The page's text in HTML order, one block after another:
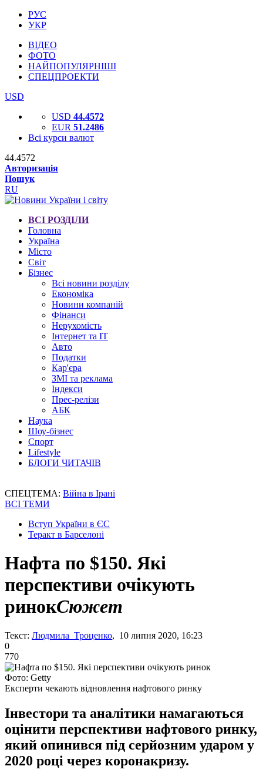
РУС
УКР
ВІДЕО
ФОТО
НАЙПОПУЛЯРНІШІ
СПЕЦПРОЕКТИ
USD
USD 44.4572
EUR 51.2486
Всі курси валют
44.4572
Авторизація
Пошук
RU
ВСІ РОЗДІЛИ
Головна
Україна
Місто
Світ
Бізнес
Всі новини розділу
Економіка
Новини компаній
Фінанси
Нерухомість
Інтернет та IT
Авто
Податки
Кар'єра
ЗМІ та реклама
Індекси
Прес-релізи
АБК
Наука
Шоу-бізнес
Спорт
Lifestyle
БЛОГИ ЧИТАЧІВ
СПЕЦТЕМА: Війна в Ірані
ВСІ ТЕМИ
Вступ України в ЄС
Теракт в Барселоні
Нафта по $150. Які
перспективи очікують
ринокСюжет
Текст: Людмила Троценко, 10 липня 2020, 16:23
0
770
Фото: Getty
Експерти чекають відновлення нафтового ринку
Інвестори та аналітики намагаються
оцінити перспективи нафтового ринку,
який опинився під серйозним ударом у
2020 році через коронакризу.